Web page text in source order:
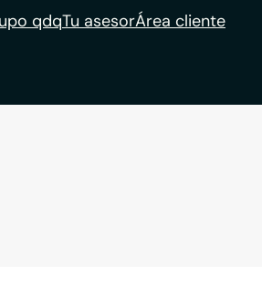
qdqTu asesorÁrea cliente